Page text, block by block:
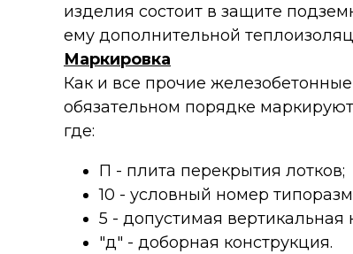
изделия состоит в защите
ему дополнительной
Маркировка
Как и все прочие
обязательном порядке
где:
П - плита перекрытия лотков;
10 - условный номер
5 - допустимая вертикальная
"д" - доборная конструкция.